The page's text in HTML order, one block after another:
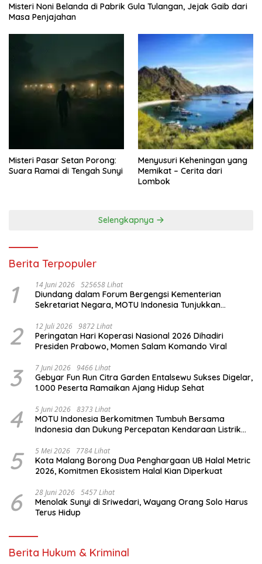
Misteri Noni Belanda di Pabrik Gula Tulangan, Jejak Gaib dari
Masa Penjajahan
Misteri Pasar Setan Porong:
Suara Ramai di Tengah Sunyi
Menyusuri Keheningan yang
Memikat – Cerita dari
Lombok
Selengkapnya
Berita Terpopuler
1 14 Juni 2026 525658 Lihat
Diundang dalam Forum Bergengsi Kementerian
Sekretariat Negara, MOTU Indonesia Tunjukkan
2 12 Juli 2026 9872 Lihat
Peringatan Hari Koperasi Nasional 2026 Dihadiri
Presiden Prabowo, Momen Salam Komando Viral
3 7 Juni 2026 9466 Lihat
Gebyar Fun Run Citra Garden Entalsewu Sukses Digelar,
1.000 Peserta Ramaikan Ajang Hidup Sehat
4 5 Juni 2026 8373 Lihat
MOTU Indonesia Berkomitmen Tumbuh Bersama
Indonesia dan Dukung Percepatan Kendaraan Listrik
5 5 Mei 2026 7784 Lihat
Kota Malang Borong Dua Penghargaan UB Halal Metric
2026, Komitmen Ekosistem Halal Kian Diperkuat
6 28 Juni 2026 5457 Lihat
Menolak Sunyi di Sriwedari, Wayang Orang Solo Harus
Terus Hidup
Berita Hukum & Kriminal